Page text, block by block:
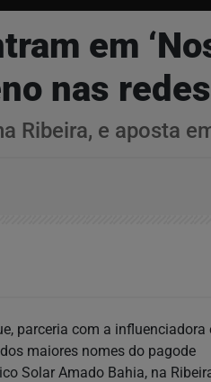
em
nas redes
Ribeira, e aposta
parceria com a influenciadora
maiores nomes do pagode
Solar Amado Bahia, na